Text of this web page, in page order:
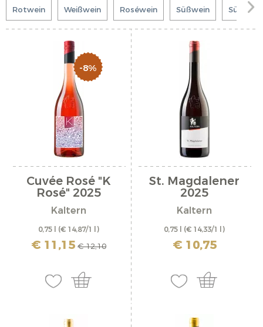
Rotwein Weißwein Roséwein Süßwein 
-8%
Cuvée Rosé "K
Rosé" 2025
Kaltern
0,75 l (€ 14,87/1 l)
inkl. MwSt. zzgl. Versandkosten
€ 11,15 € 12,10
St. Magdalener
2025
Kaltern
0,75 l (€ 14,33/1 l)
inkl. MwSt. zzgl. Versandkosten
€ 10,75